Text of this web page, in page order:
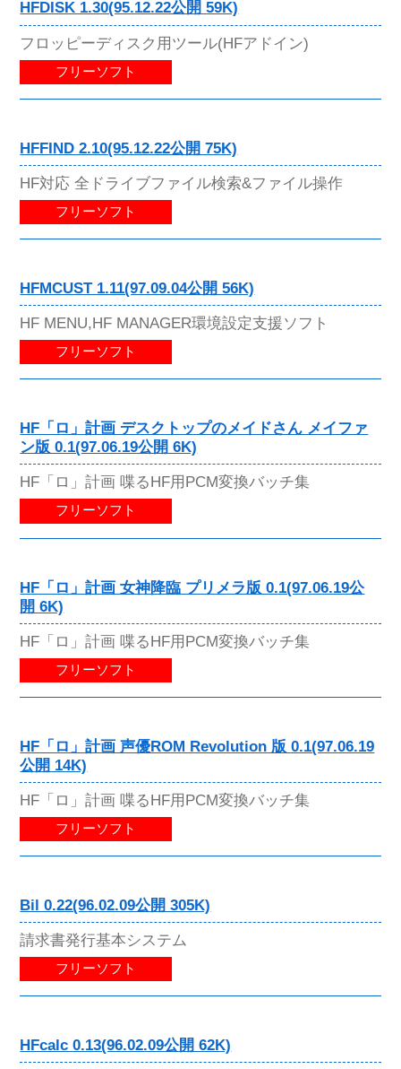
HFDISK 1.30(95.12.22公開 59K)
フロッピーディスク用ツール(HFアドイン)
フリーソフト
HFFIND 2.10(95.12.22公開 75K)
HF対応 全ドライブファイル検索&ファイル操作
フリーソフト
HFMCUST 1.11(97.09.04公開 56K)
HF MENU,HF MANAGER環境設定支援ソフト
フリーソフト
HF「ロ」計画 デスクトップのメイドさん メイファ
ン版 0.1(97.06.19公開 6K)
HF「ロ」計画 喋るHF用PCM変換バッチ集
フリーソフト
HF「ロ」計画 女神降臨 プリメラ版 0.1(97.06.19公
開 6K)
HF「ロ」計画 喋るHF用PCM変換バッチ集
フリーソフト
HF「ロ」計画 声優ROM Revolution 版 0.1(97.06.19
公開 14K)
HF「ロ」計画 喋るHF用PCM変換バッチ集
フリーソフト
Bil 0.22(96.02.09公開 305K)
請求書発行基本システム
フリーソフト
HFcalc 0.13(96.02.09公開 62K)